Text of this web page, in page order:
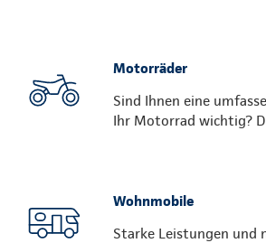
Motorräder
Sind Ihnen eine
Ihr Motorrad wichtig?
Wohnmobile
Starke Leistungen und